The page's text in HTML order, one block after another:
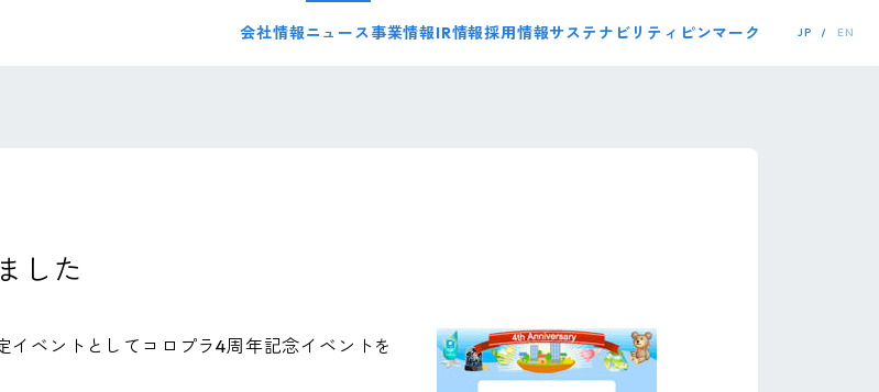
会社情報ニュース事業情報IR情報採用情報サステナビリティ ピンマーク JP EN
した
ベントとしてコロプラ4周年記念イベントを